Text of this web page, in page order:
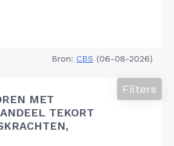
Bron: CBS (06-08-2026)
MET
TEKORT
Filters